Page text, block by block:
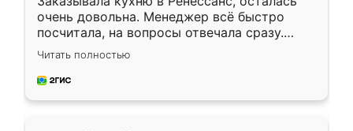
очень довольна. Менеджер всё быстро
посчитала, на вопросы отвечала сразу.
Замерщик приехал в субботу, подошёл к
делу со всей ответственностью. Собрали
за день, ребята работали аккуратно, даже
Читать полностью